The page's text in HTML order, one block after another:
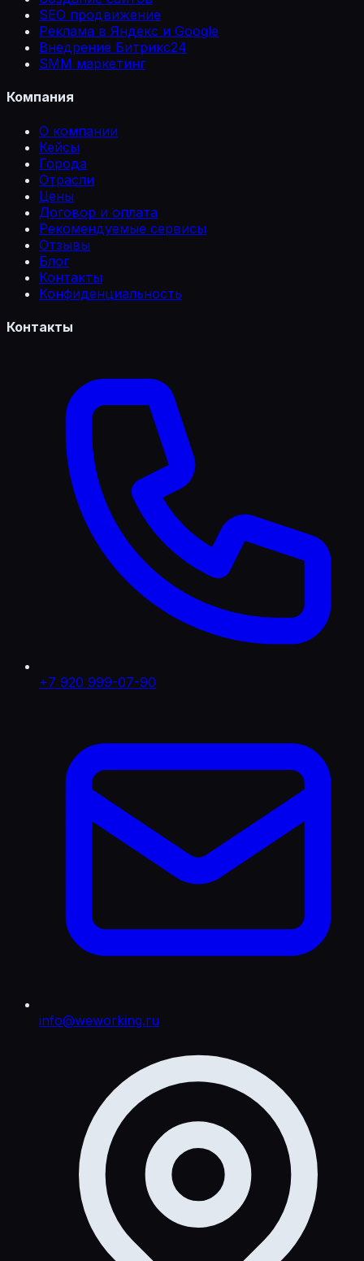
SEO продвижение
Реклама в Яндекс и Google
Внедрение Битрикс24
SMM маркетинг
Компания
О компании
Кейсы
Города
Отрасли
Цены
Договор и оплата
Рекомендуемые сервисы
Отзывы
Блог
Контакты
Конфиденциальность
Контакты
+7 920 999-07-90
info@weworking.ru